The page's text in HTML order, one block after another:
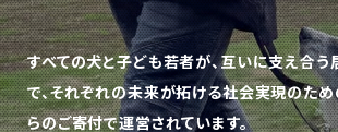
すべての犬と子ども若者が、互いに支え合う
で、それぞれの未来が拓ける社会実現のた
らのご寄付で運営されています。